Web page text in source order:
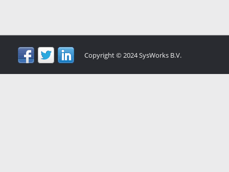
Copyright © 2024 SysWorks B.V.